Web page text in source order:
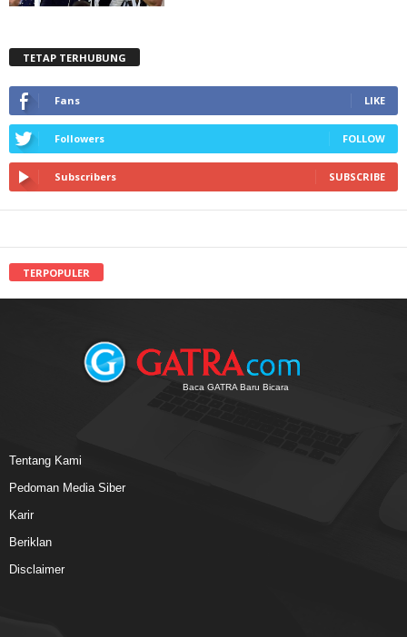
TETAP TERHUBUNG
Fans LIKE
Followers FOLLOW
Subscribers SUBSCRIBE
TERPOPULER
Baca GATRA Baru Bicara
Tentang Kami
Pedoman Media Siber
Karir
Beriklan
Disclaimer